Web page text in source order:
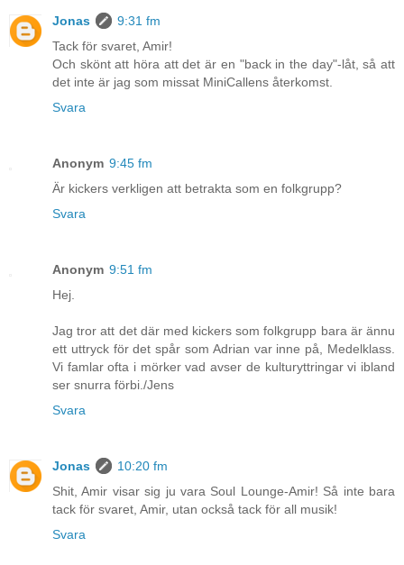
Jonas
9:31 fm
Tack för svaret, Amir!
Och skönt att höra att det är en "back in the day"-låt, så att
det inte är jag som missat MiniCallens återkomst.
Svara
Anonym 9:45 fm
Är kickers verkligen att betrakta som en folkgrupp?
Svara
Anonym 9:51 fm
Hej.
Jag tror att det där med kickers som folkgrupp bara är ännu
ett uttryck för det spår som Adrian var inne på, Medelklass.
Vi famlar ofta i mörker vad avser de kulturyttringar vi ibland
ser snurra förbi./Jens
Svara
Jonas
10:20 fm
Shit, Amir visar sig ju vara Soul Lounge-Amir! Så inte bara
tack för svaret, Amir, utan också tack för all musik!
Svara